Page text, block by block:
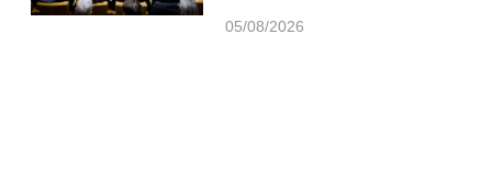
05/08/2026